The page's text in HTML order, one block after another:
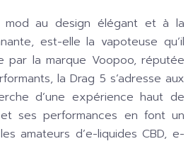
au design élégant et à la
est-elle la vapoteuse qu’il
par la marque Voopoo, réputée
la Drag 5 s’adresse aux
d’une expérience haut de
ses performances en font un
amateurs d’e-liquides CBD, e-